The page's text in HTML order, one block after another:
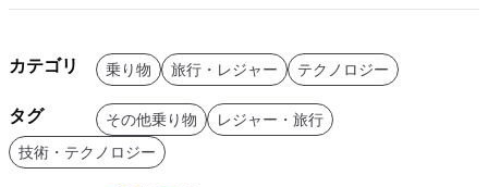
カテゴリ 乗り物 旅行・レジャー テクノロジー
タグ その他乗り物
レジャー・旅行
技術・テクノロジー